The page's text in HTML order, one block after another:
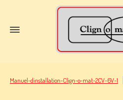
Manuel-dinstallation-Clign-o-mat-2CV-6V-1